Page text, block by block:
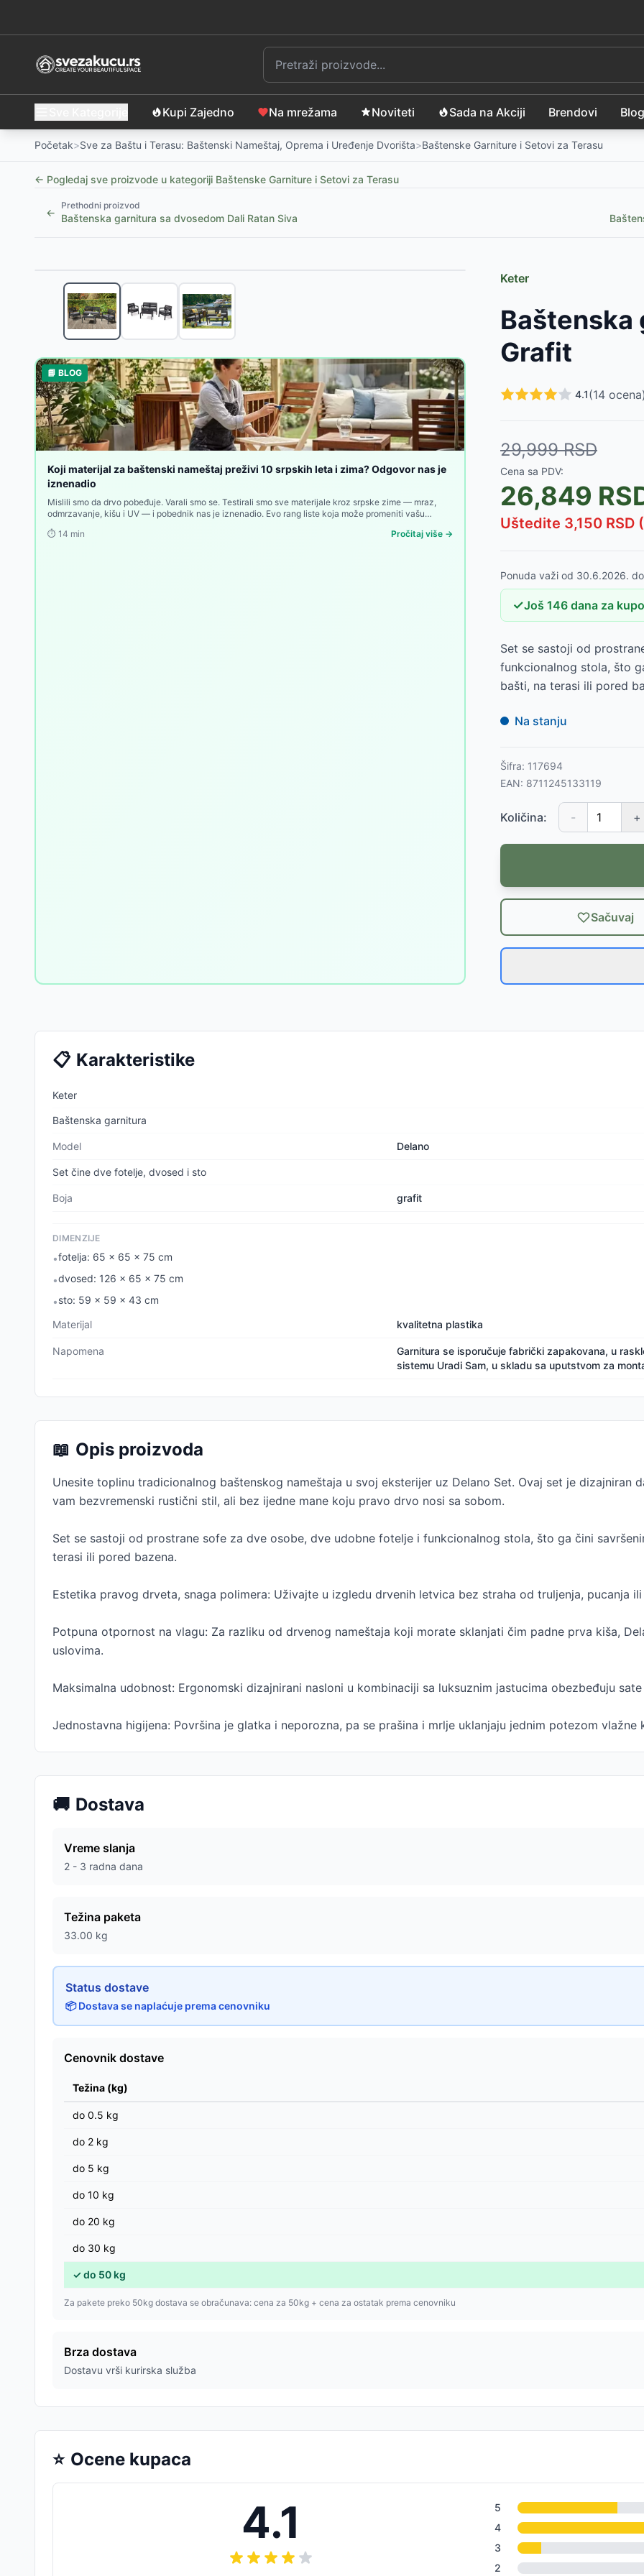
Kupi Zajedno Na mrežama Noviteti Sada na Akciji Brendovi Blog
Početak>Sve za Baštu i Terasu: Baštenski Nameštaj, Oprema i Uređenje Dvorišta>Baštenske Garniture i Setovi za Terasu
← Pogledaj sve proizvode u kategoriji Baštenske Garniture i Setovi za Terasu
←
Prethodni proizvod
Baštenska garnitura sa dvosedom Dali Ratan Siva
Baštenski Set Lorens - Sto sa Staklom i 2 Stolice
Baštenski Set Midnight Petal 2 - 2 Stolice i Sto sa Staklom
Gardlov Baštenski Set - Sto i Stolice sa Staklenom Pločom, Crni
Gardlov Baštenski Set od Ratana - Klupa, Sto i Dve Fotelje, Crna-20700RSD
Baštenska garnitura za dve osobe Rabben- 9909RSD
Baštenski set za dve osobe Carolina-30830RSD
Baštenski set od 4 dela – sto, dvosed i 2 stolice-29999RSD
Lounge garnitura ODDESUND 4,5 osobe, siva-150003RSD
Bistro garnitura ABORG patlidžan-10460RSD
Bistro garnitura ABORG zelena-10460RSD
Bistro garnitura ABORG tamni pesak
10
📘 BLOG
Koji materijal za baštenski nameštaj preživi 10 srpskih leta i zima? Odgovor nas je
iznenadio
Mislili smo da drvo pobeđuje. Varali smo se. Testirali smo sve materijale kroz srpske zime — mraz,
odmrzavanje, kišu i UV — i pobednik nas je iznenadio. Evo rang liste koja može promeniti vašu
⏱️ 14 min Pročitaj više →
Keter
Baštenska
Grafit
4.1(14 ocena)
29,999RSD
Cena sa PDV:
26,849
Uštedite 3,150 RSD (
Ponuda važi od 30.6.2026. do
✓Još 146 dana za
Set se sastoji od
funkcionalnog stola, što
bašti, na terasi ili pored
Na stanju
Šifra: 117694
EAN: 8711245133119
Količina: - +
Sačuvaj
📋 Karakteristike
Keter
Baštenska garnitura
Model Delano
Set čine dve fotelje, dvosed i sto
Boja grafit
DIMENZIJE
•fotelja: 65 x 65 x 75 cm
•dvosed: 126 x 65 x 75 cm
•sto: 59 x 59 x 43 cm
Materijal
kvalitetna plastika
Napomena
Garnitura se isporučuje fabrički zapakovana, u
sistemu Uradi Sam, u skladu sa uputstvom za
📖 Opis proizvoda
Unesite toplinu tradicionalnog baštenskog nameštaja u svoj eksterijer uz Delano Set. Ovaj set je dizajniran
vam bezvremenski rustični stil, ali bez ijedne mane koju pravo drvo nosi sa sobom.
Set se sastoji od prostrane sofe za dve osobe, dve udobne fotelje i funkcionalnog stola, što ga čini
terasi ili pored bazena.
Estetika pravog drveta, snaga polimera: Uživajte u izgledu drvenih letvica bez straha od truljenja, pucanja ili
Potpuna otpornost na vlagu: Za razliku od drvenog nameštaja koji morate sklanjati čim padne prva kiša,
uslovima.
Maksimalna udobnost: Ergonomski dizajnirani nasloni u kombinaciji sa luksuznim jastucima obezbeđuju
Jednostavna higijena: Površina je glatka i neporozna, pa se prašina i mrlje uklanjaju jednim potezom vlažne
🚚 Dostava
Vreme slanja
2 - 3 radna dana
Težina paketa
33.00 kg
Status dostave
📦 Dostava se naplaćuje prema cenovniku
Cenovnik dostave
Težina (kg)
do 0.5 kg
do 2 kg
do 5 kg
do 10 kg
do 20 kg
do 30 kg
✓do 50 kg
Za pakete preko 50kg dostava se obračunava: cena za 50kg + cena za ostatak prema cenovniku
Brza dostava
Dostavu vrši kurirska služba
⭐ Ocene kupaca
4.1 5
4
3
2